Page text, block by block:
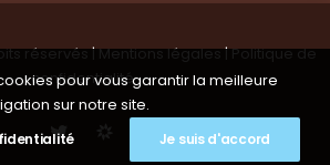
réservés |Mentions légales|Politique de
confidentialité
pour vous garantir la meilleure
sur notre site.
Je suis d'accord